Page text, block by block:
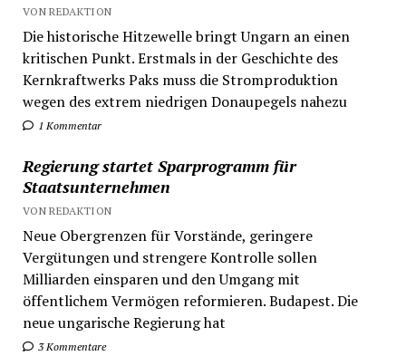
VON REDAKTION
Die historische Hitzewelle bringt Ungarn an einen
kritischen Punkt. Erstmals in der Geschichte des
Kernkraftwerks Paks muss die Stromproduktion
wegen des extrem niedrigen Donaupegels nahezu
1 Kommentar
Regierung startet Sparprogramm für
Staatsunternehmen
VON REDAKTION
Neue Obergrenzen für Vorstände, geringere
Vergütungen und strengere Kontrolle sollen
Milliarden einsparen und den Umgang mit
öffentlichem Vermögen reformieren. Budapest. Die
neue ungarische Regierung hat
3 Kommentare